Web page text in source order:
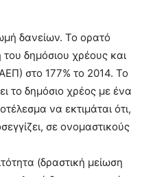
δανείων. Το ορατό
δημόσιου χρέους και
στο 177% το 2014. Το
το δημόσιο χρέος με ένα
να εκτιμάται ότι,
σε ονομαστικούς
(δραστική μείωση